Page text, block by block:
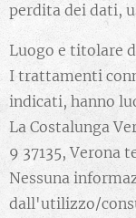
perdita dei dati,
Luogo e titolare
I trattamenti
indicati, hanno
La Costalunga
9 37135, Verona
Nessuna
dall'utilizzo/